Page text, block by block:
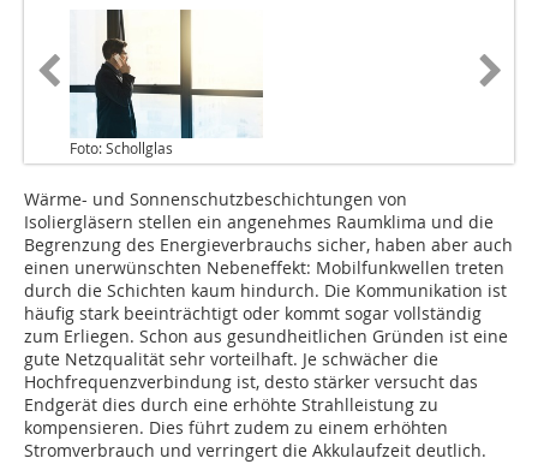
Foto: Schollglas
Wärme- und Sonnenschutzbeschichtungen von
Isoliergläsern stellen ein angenehmes Raumklima und die
Begrenzung des Energieverbrauchs sicher, haben aber auch
einen unerwünschten Nebeneffekt: Mobilfunkwellen treten
durch die Schichten kaum hindurch. Die Kommunikation ist
häufig stark beeinträchtigt oder kommt sogar vollständig
zum Erliegen. Schon aus gesundheitlichen Gründen ist eine
gute Netzqualität sehr vorteilhaft. Je schwächer die
Hochfrequenzverbindung ist, desto stärker versucht das
Endgerät dies durch eine erhöhte Strahlleistung zu
kompensieren. Dies führt zudem zu einem erhöhten
Stromverbrauch und verringert die Akkulaufzeit deutlich.